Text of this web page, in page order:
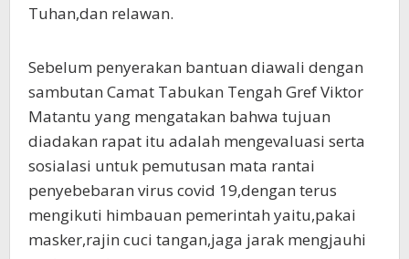
Tuhan,dan relawan.
Sebelum penyerakan bantuan diawali dengan
sambutan Camat Tabukan Tengah Gref Viktor
Matantu yang mengatakan bahwa tujuan
diadakan rapat itu adalah mengevaluasi serta
sosialasi untuk pemutusan mata rantai
penyebebaran virus covid 19,dengan terus
mengikuti himbauan pemerintah yaitu,pakai
masker,rajin cuci tangan,jaga jarak mengjauhi